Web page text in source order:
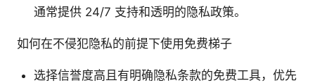
通常提供 24/7 支持和透明的隐私政策。
如何在不侵犯隐私的前提下使用免费梯子
选择信誉度高且有明确隐私条款的免费工具，优先